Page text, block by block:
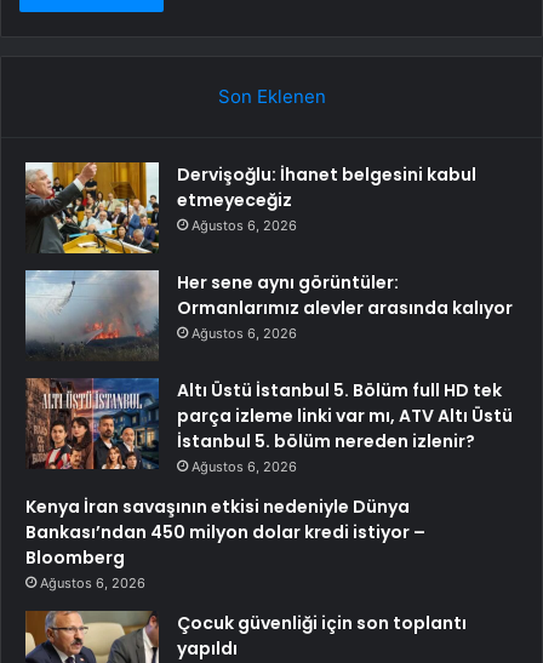
Son Eklenen
Dervişoğlu: İhanet belgesini kabul
etmeyeceğiz
Ağustos 6, 2026
Her sene aynı görüntüler:
Ormanlarımız alevler arasında kalıyor
Ağustos 6, 2026
Altı Üstü İstanbul 5. Bölüm full HD tek
parça izleme linki var mı, ATV Altı Üstü
İstanbul 5. bölüm nereden izlenir?
Ağustos 6, 2026
Kenya İran savaşının etkisi nedeniyle Dünya
Bankası’ndan 450 milyon dolar kredi istiyor –
Bloomberg
Ağustos 6, 2026
Çocuk güvenliği için son toplantı
yapıldı